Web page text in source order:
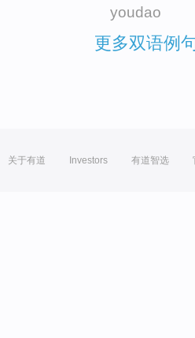
youdao
更多双语例
关于有道 Investors 有道智选